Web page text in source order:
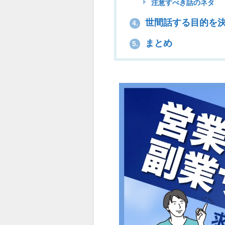
注意すべき話のネタ
4. 世間話する目的を
5. まとめ